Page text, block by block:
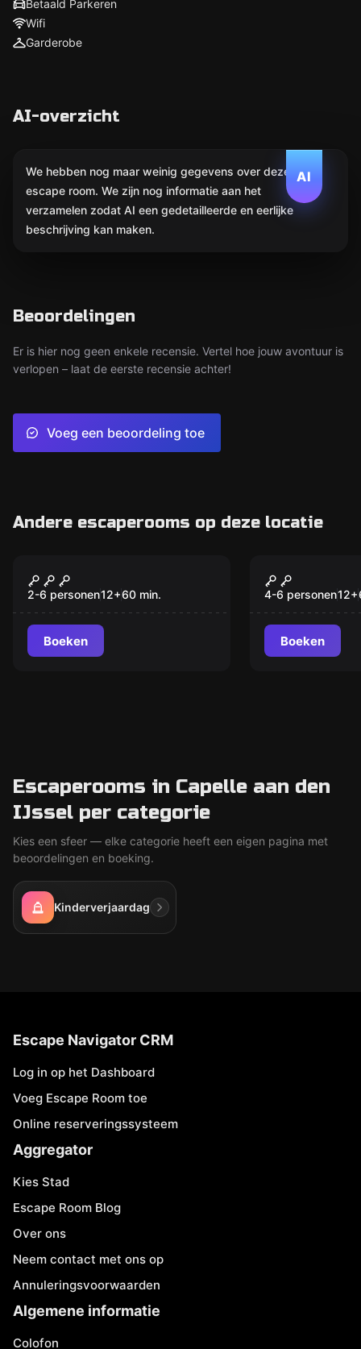
Betaald Parkeren
Wifi
Garderobe
AI-overzicht
AI
We hebben nog maar weinig gegevens over deze
escape room. We zijn nog informatie aan het
verzamelen zodat AI een gedetailleerde en eerlijke
beschrijving kan maken.
Beoordelingen
Er is hier nog geen enkele recensie. Vertel hoe jouw avontuur is
verlopen – laat de eerste recensie achter!
Voeg een beoordeling toe
Andere escaperooms op deze locatie
London
2-6 personen12+60 min.
Boeken
Nieuw
Kids
4-6 personen12+
Boeken
Escaperooms in Capelle aan den
IJssel per categorie
Kies een sfeer — elke categorie heeft een eigen pagina met
beoordelingen en boeking.
Kinderverjaardag
Escape Navigator CRM
Log in op het Dashboard
Voeg Escape Room toe
Online reserveringssysteem
Aggregator
Kies Stad
Escape Room Blog
Over ons
Neem contact met ons op
Annuleringsvoorwaarden
Algemene informatie
Colofon